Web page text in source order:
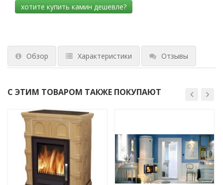
Обзор Характеристики Отзывы
С ЭТИМ ТОВАРОМ ТАКЖЕ ПОКУПАЮТ